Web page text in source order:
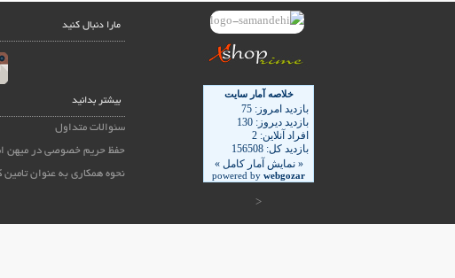
<
مارا دنبال کنید
بیشتر بدانید
سئوالات متداول
حفظ حریم خصوصی در میهن
نحوه همکاری به عنوان تامین